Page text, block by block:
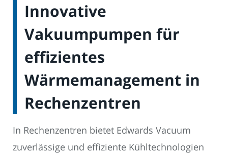
Innovative
Vakuumpumpen für
effizientes
Wärmemanagement in
Rechenzentren
In Rechenzentren bietet Edwards Vacuum
zuverlässige und effiziente Kühltechnologien